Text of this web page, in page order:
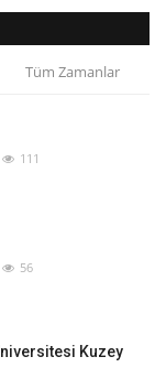
Tüm Zamanlar
111
56
Kuzey